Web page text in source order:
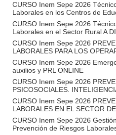
CURSO Inem Sepe 2026
Laborales en los Centros de
CURSO Inem Sepe 2026
Laborales en el Sector Rural A
CURSO Inem Sepe 2026
LABORALES PARA LOS
CURSO Inem Sepe 2026
auxilios y PRL ONLINE
CURSO Inem Sepe 2026
PSICOSOCIALES.
CURSO Inem Sepe 2026
LABORALES EN EL SECTOR
CURSO Inem Sepe 2026
Prevención de Riesgos